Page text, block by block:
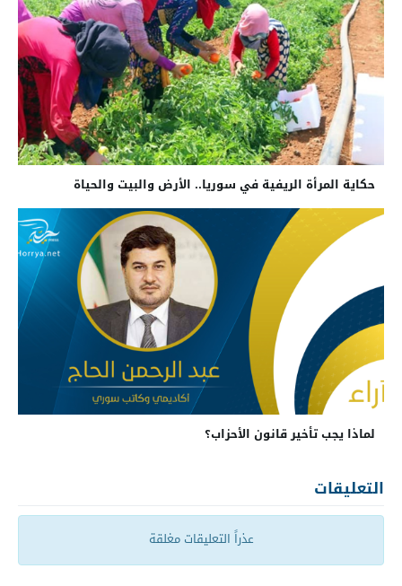
حكاية المرأة الريفية في سوريا.. الأرض والبيت والحياة
لماذا يجب تأخير قانون الأحزاب؟
التعليقات
عذراً التعليقات مغلقة